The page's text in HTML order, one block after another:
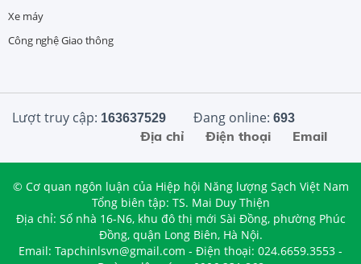
Xe máy
Công nghệ Giao thông
Lượt truy cập: 163637529 Đang online: 693
Email
Điện thoại
Địa chỉ
© Cơ quan ngôn luận của Hiệp hội Năng lượng Sạch Việt Nam
Tổng biên tập: TS. Mai Duy Thiện
Địa chỉ: Số nhà 16-N6, khu đô thị mới Sài Đồng, phường Phúc
Đồng, quận Long Biên, Hà Nội.
Email: Tapchinlsvn@gmail.com - Điện thoại: 024.6659.3553 -